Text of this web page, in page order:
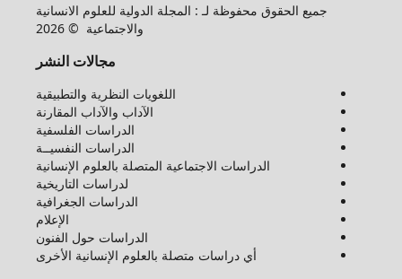
جميع الحقوق محفوظة لـ : المجلة الدولية للعلوم الانسانية
والاجتماعية © 2026
مجالات النشر
اللغويات النظرية والتطبيقية
الآداب والآداب المقارنة
الدراسات الفلسفية
الدراسات النفسيــة
الدراسات الاجتماعية المتصلة بالعلوم الإنسانية
لدراسات التاريخية
الدراسات الجغرافية
الإعلام
الدراسات حول الفنون
أي دراسات متصلة بالعلوم الإنسانية الأخرى